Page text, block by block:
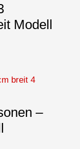
Modell
–